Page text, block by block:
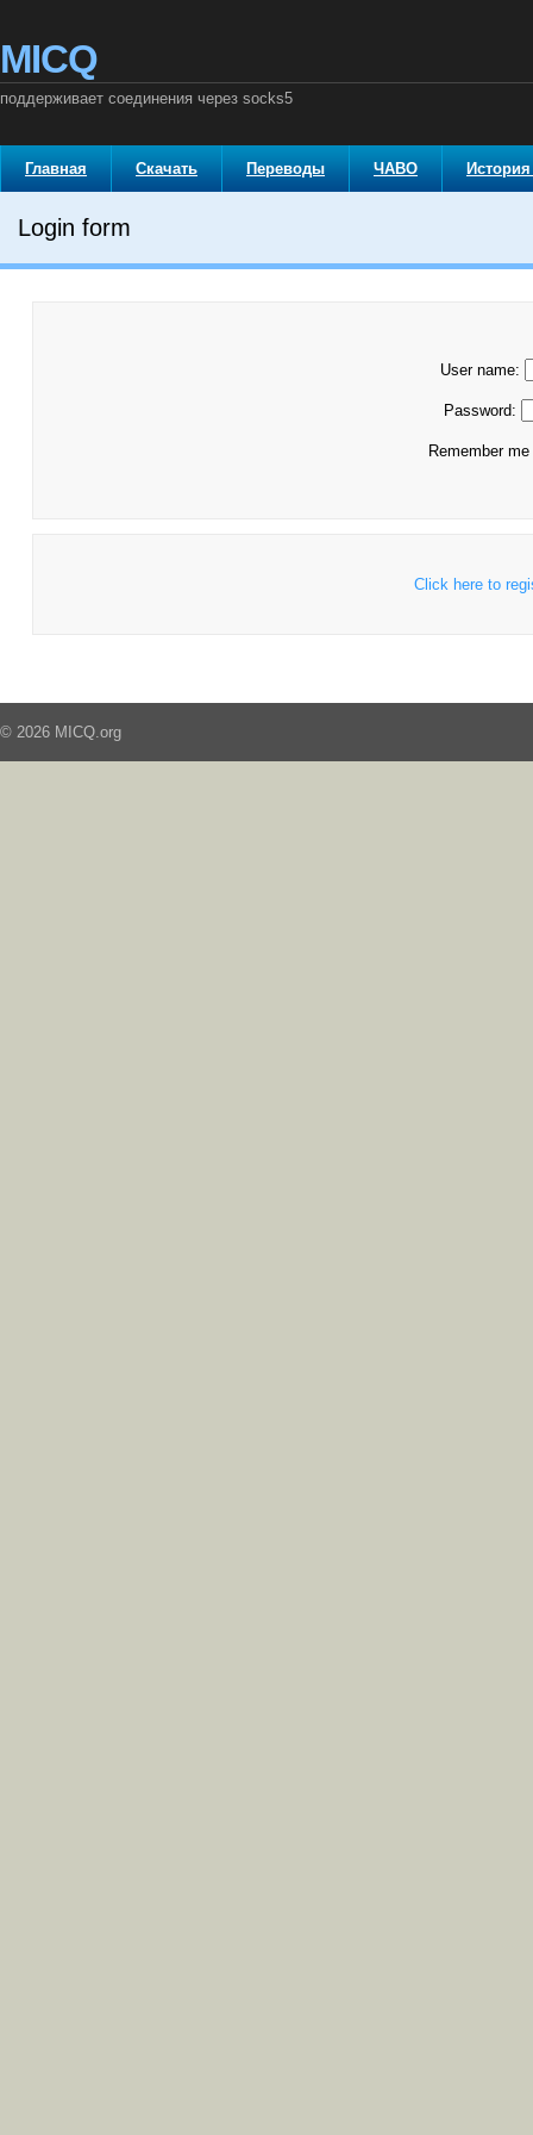
MICQ
поддерживает соединения через socks5
Главная Скачать Переводы ЧАВО
Login form
User name:
Password:
Remember
Click here to
© 2026 MICQ.org